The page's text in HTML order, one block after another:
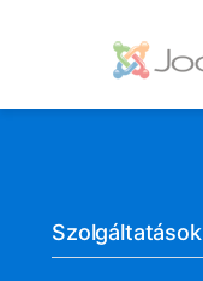
Szolgáltatások